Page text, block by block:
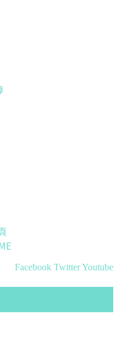
Facebook TwitterYoutube